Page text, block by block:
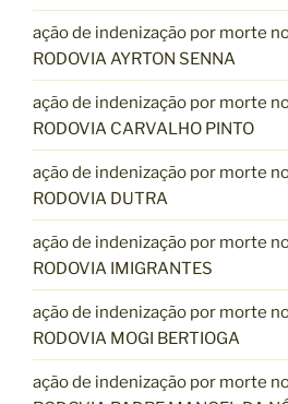
ação de indenização por morte
RODOVIA AYRTON SENNA
ação de indenização por morte
RODOVIA CARVALHO PINTO
ação de indenização por morte
RODOVIA DUTRA
ação de indenização por morte
RODOVIA IMIGRANTES
ação de indenização por morte
RODOVIA MOGI BERTIOGA
ação de indenização por morte